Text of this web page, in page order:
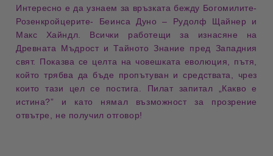
Интересно е да узнаем за връзката бежду Богомилите-
Розенкройцерите- Беинса Дуно – Рудолф Щайнер и
Макс Хайндл. Всички работещи за изнасяне на
Древната Мъдрост и Тайното Знание пред Западния
свят. Показва се целта на човешката еволюция, пътя,
който трябва да бъде пропътуван и средствата, чрез
които тази цел се постига. Пилат запитал „Какво е
истина?” и като нямал възможност за прозрение
отвътре, не получил отговор!